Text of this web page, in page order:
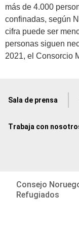
más de 4.000
confinadas, según
cifra puede ser
personas siguen
2021, el Consorcio
Sala de prensa
Trabaja con
Consejo
Refugiados